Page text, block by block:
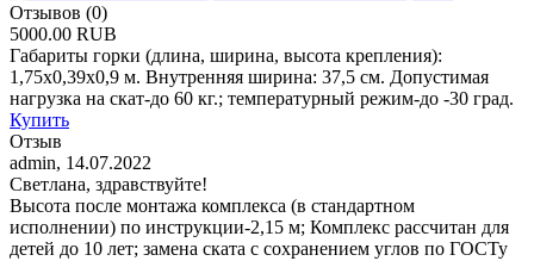
Отзывов (0)
5000.00 RUB
Габариты горки (длина, ширина, высота крепления):
1,75х0,39х0,9 м. Внутренняя ширина: 37,5 см. Допустимая
нагрузка на скат-до 60 кг.; температурный режим-до -30 град.
Купить
Отзыв
admin, 14.07.2022
Светлана, здравствуйте!
Высота после монтажа комплекса (в стандартном
исполнении) по инструкции-2,15 м; Комплекс рассчитан для
детей до 10 лет; замена ската с сохранением углов по ГОСТу